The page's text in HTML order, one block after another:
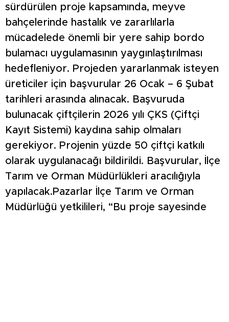
sürdürülen proje kapsamında, meyve
bahçelerinde hastalık ve zararlılarla
mücadelede önemli bir yere sahip bordo
bulamacı uygulamasının yaygınlaştırılması
hedefleniyor. Projeden yararlanmak isteyen
üreticiler için başvurular 26 Ocak – 6 Şubat
tarihleri arasında alınacak. Başvuruda
bulunacak çiftçilerin 2026 yılı ÇKS (Çiftçi
Kayıt Sistemi) kaydına sahip olmaları
gerekiyor. Projenin yüzde 50 çiftçi katkılı
olarak uygulanacağı bildirildi. Başvurular, İlçe
Tarım ve Orman Müdürlükleri aracılığıyla
yapılacak.Pazarlar İlçe Tarım ve Orman
Müdürlüğü yetkilileri, “Bu proje sayesinde